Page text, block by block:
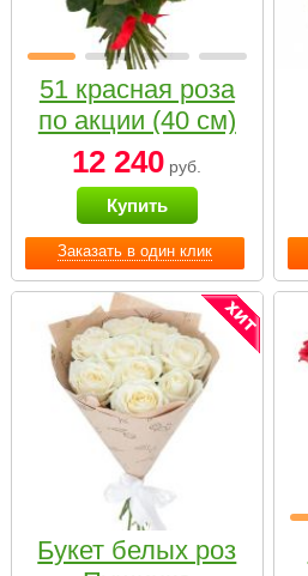
Заказать в один клик
51 красная роза
по акции (40 см)
12 240 руб.
Купить
Букет белых роз